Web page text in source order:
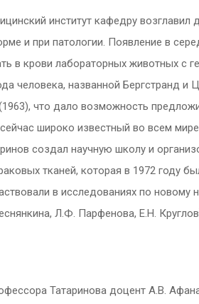
институт кафедру
и при патологии. Появление в
в крови лабораторных животных с
человека, названной Бергстранд и
что дало возможность
широко известный во всем
создал научную школу и
тканей, которая в 1972 году
в исследованиях по новому
Л.Ф. Парфенова, Е.Н.
Татаринова доцент А.В.